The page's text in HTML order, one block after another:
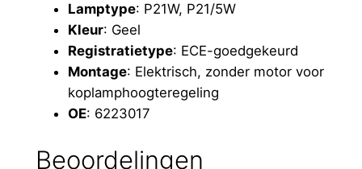
Lamptype: P21W, P21/5W
Kleur: Geel
Registratietype: ECE-goedgekeurd
Montage: Elektrisch, zonder motor voor
koplamphoogteregeling
OE: 6223017
Beoordelingen